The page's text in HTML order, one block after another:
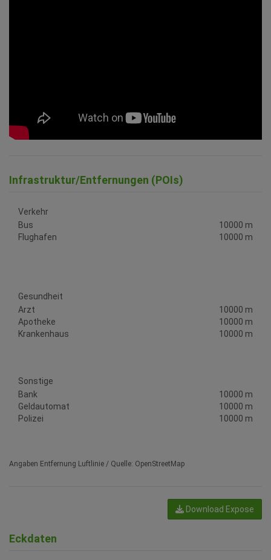
Infrastruktur/Entfernungen (POIs)
Verkehr
Bus
10000 m
Flughafen
10000 m
Gesundheit
Arzt
10000 m
Apotheke
10000 m
Krankenhaus
10000 m
Sonstige
Bank
10000 m
Geldautomat
10000 m
Polizei
10000 m
Angaben Entfernung Luftlinie / Quelle: OpenStreetMap
Download Expose
Eckdaten